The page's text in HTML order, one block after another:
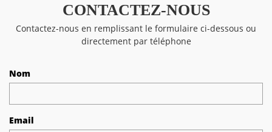
CONTACTEZ-NOUS
Contactez-nous en remplissant le formulaire ci-dessous ou
directement par téléphone
Nom
Email